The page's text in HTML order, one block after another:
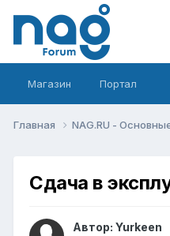
Магазин Портал
Главная NAG.RU -
Сдача в
Автор: Yurkeen